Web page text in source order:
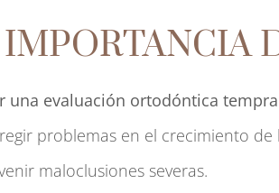
IMPORTANCIA
una evaluación ortodóntica
problemas en el crecimiento de
maloclusiones severas.